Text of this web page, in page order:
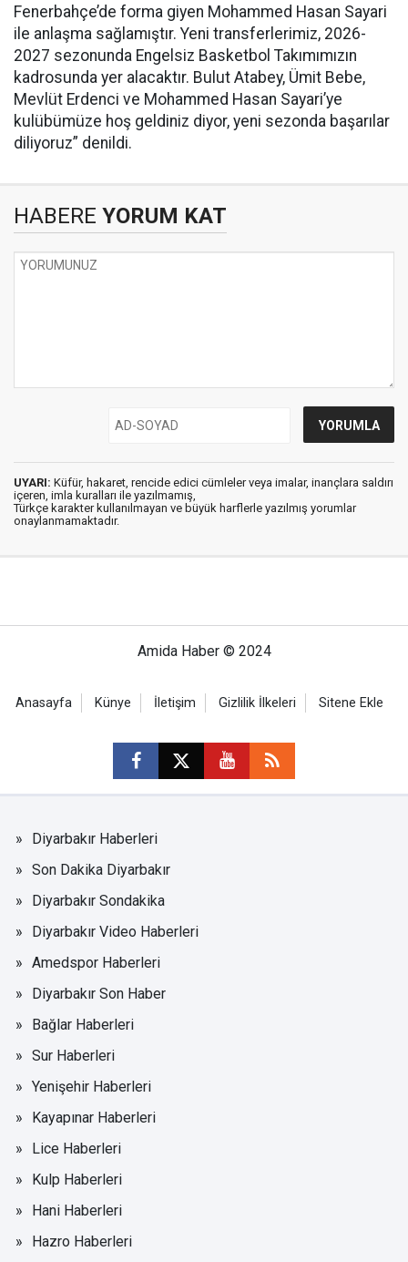
Fenerbahçe’de forma giyen Mohammed Hasan Sayari
ile anlaşma sağlamıştır. Yeni transferlerimiz, 2026-
2027 sezonunda Engelsiz Basketbol Takımımızın
kadrosunda yer alacaktır. Bulut Atabey, Ümit Bebe,
Mevlüt Erdenci ve Mohammed Hasan Sayari’ye
kulübümüze hoş geldiniz diyor, yeni sezonda başarılar
diliyoruz” denildi.
HABERE YORUM KAT
UYARI: Küfür, hakaret, rencide edici cümleler veya imalar, inançlara saldırı
içeren, imla kuralları ile yazılmamış,
Türkçe karakter kullanılmayan ve büyük harflerle yazılmış yorumlar
onaylanmamaktadır.
Amida Haber © 2024
Anasayfa Künye İletişim Gizlilik İlkeleri Sitene Ekle
Diyarbakır Haberleri
Son Dakika Diyarbakır
Diyarbakır Sondakika
Diyarbakır Video Haberleri
Amedspor Haberleri
Diyarbakır Son Haber
Bağlar Haberleri
Sur Haberleri
Yenişehir Haberleri
Kayapınar Haberleri
Lice Haberleri
Kulp Haberleri
Hani Haberleri
Hazro Haberleri